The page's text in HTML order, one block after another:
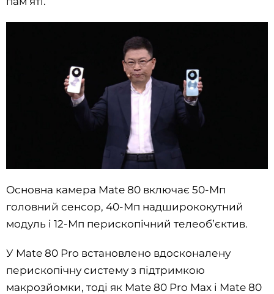
Основна камера Mate 80 включає 50-Мп
головний сенсор, 40-Мп надширококутний
модуль і 12-Мп перископічний телеоб’єктив.
У Mate 80 Pro встановлено вдосконалену
перископічну систему з підтримкою
макрозйомки, тоді як Mate 80 Pro Max і Mate 80